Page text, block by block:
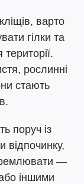
варто
гілки та
рослинні
стають
поруч із
відпочинку,
—
іншими